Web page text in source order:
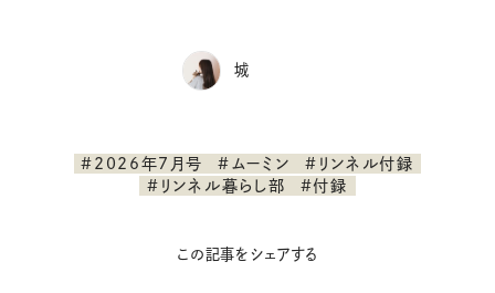
城
#2026年7月号 #ムーミン
#リンネル付録
#リンネル暮らし部
#付録
この記事をシェアする